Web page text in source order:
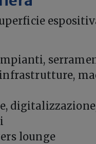
infrastrutture,
lounge